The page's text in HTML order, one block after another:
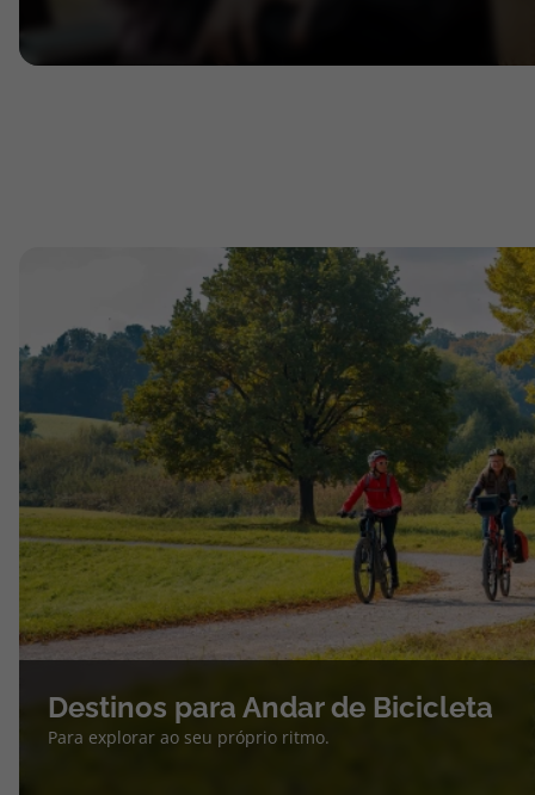
Destinos para Andar de Bicicleta
Para explorar ao seu próprio ritmo.